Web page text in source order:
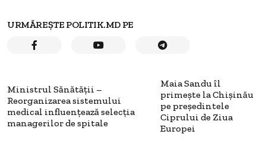
URMĂREȘTE POLITIK.MD PE
Ministrul Sănătății –
Reorganizarea sistemului
medical influențează selecția
managerilor de spitale
Maia Sandu îl
primește la Chișinău
pe președintele
Ciprului de Ziua
Europei